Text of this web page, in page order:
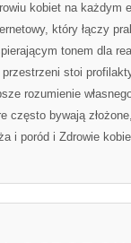
kobiet na każdym
który łączy
tonem dla
przestrzeni stoi
rozumienie
często bywają
i poród i Zdrowie